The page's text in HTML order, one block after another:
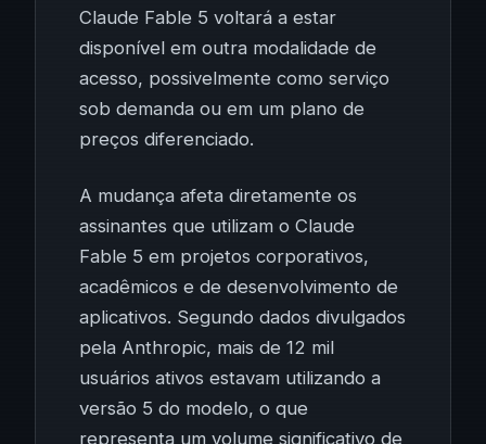
Claude Fable 5 voltará a estar
disponível em outra modalidade de
acesso, possivelmente como serviço
sob demanda ou em um plano de
preços diferenciado.
A mudança afeta diretamente os
assinantes que utilizam o Claude
Fable 5 em projetos corporativos,
acadêmicos e de desenvolvimento de
aplicativos. Segundo dados divulgados
pela Anthropic, mais de 12 mil
usuários ativos estavam utilizando a
versão 5 do modelo, o que
representa um volume significativo de